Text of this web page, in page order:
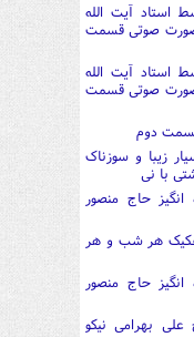
استاد آیت الله
قسمت به صورت صوتی قسمت
استاد آیت الله
قسمت به صورت صوتی قسمت
قسمت دوم
زیبا و سوزناک
با نی
حاج منصور
هر شب و هر
حاج منصور
علی بهرامی نیکو